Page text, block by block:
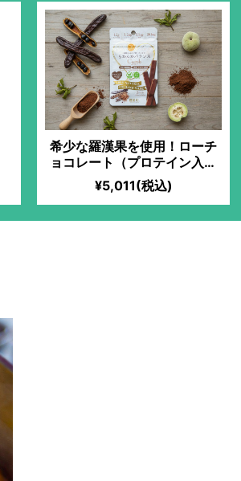
希少な羅漢果を使用！ローチ
ョコレート（プロテイン入）
【キャロブ】
¥5,011(税込)